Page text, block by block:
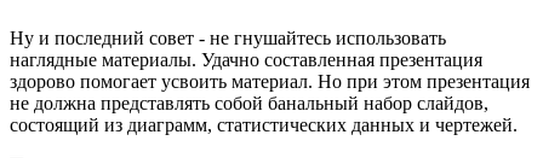
Ну и последний совет - не гнушайтесь использовать
наглядные материалы. Удачно составленная презентация
здорово помогает усвоить материал. Но при этом презентация
не должна представлять собой банальный набор слайдов,
состоящий из диаграмм, статистических данных и чертежей.